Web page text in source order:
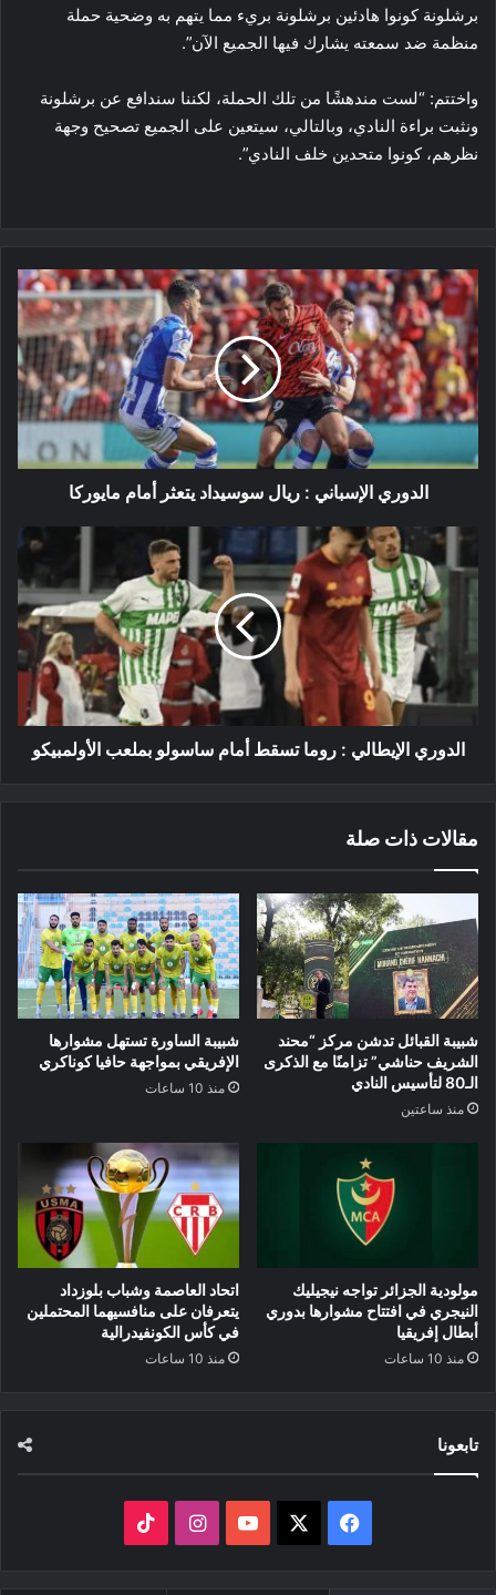
برشلونة كونوا هادئين برشلونة بريء مما يتهم به وضحية حملة
منظمة ضد سمعته يشارك فيها الجميع الآن”.
واختتم: “لست مندهشًا من تلك الحملة، لكننا سندافع عن برشلونة
ونثبت براءة النادي، وبالتالي، سيتعين على الجميع تصحيح وجهة
نظرهم، كونوا متحدين خلف النادي”.
الدوري
الإسباني
:
ريال
سوسيداد
يتعثر
أمام
الدوري الإسباني : ريال سوسيداد يتعثر أمام مايوركا
الدوري
الإيطالي
:
تسقط
أمام
ساسولو
بملعب
الدوري الإيطالي : روما تسقط أمام ساسولو بملعب الأولمبيكو
مقالات ذات صلة
شبيبة القبائل تدشن مركز “محند
الشريف حناشي” تزامنًا مع الذكرى
الـ80 لتأسيس النادي
منذ ساعتين
شبيبة الساورة تستهل مشوارها
الإفريقي بمواجهة حافيا كوناكري
منذ 10 ساعات
مولودية الجزائر تواجه نيجيليك
النيجري في افتتاح مشوارها بدوري
أبطال إفريقيا
منذ 10 ساعات
اتحاد العاصمة وشباب بلوزداد
يتعرفان على منافسيهما المحتملين
في كأس الكونفيدرالية
منذ 10 ساعات
تابعونا
فيسبوك ‫YouTubeانستقرام